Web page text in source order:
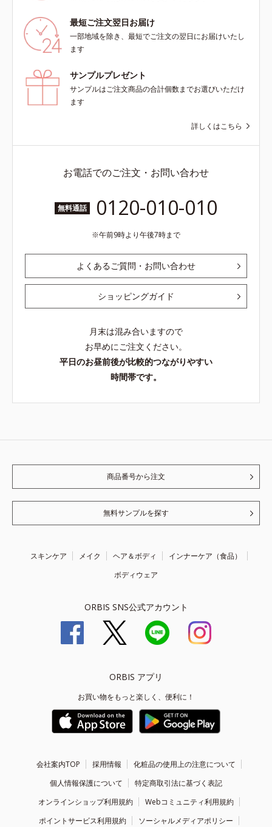
最短ご注文翌日お届け
一部地域を除き、最短でご注文の翌日にお届けいたし
ます
サンプルプレゼント
サンプルはご注文商品の合計個数までお選びいただけ
ます
詳しくはこちら
お電話でのご注文・お問い合わせ
無料通話 0120-010-010
午前9時より午後7時まで
よくあるご質問・お問い合わせ
ショッピングガイド
月末は混み合いますので
お早めにご注文ください。
平日のお昼前後が比較的つながりやすい
時間帯です。
商品番号から注文
無料サンプルを探す
スキンケア メイク ヘア＆ボディ
インナーケア（食品）
ボディウェア
ORBIS SNS公式アカウント
ORBIS アプリ
お買い物をもっと楽しく、便利に！
会社案内TOP 採用情報
化粧品の使用上の注意について
個人情報保護について
特定商取引法に基づく表記
オンラインショップ利用規約
Webコミュニティ利用規約
ポイントサービス利用規約
ソーシャルメディアポリシー